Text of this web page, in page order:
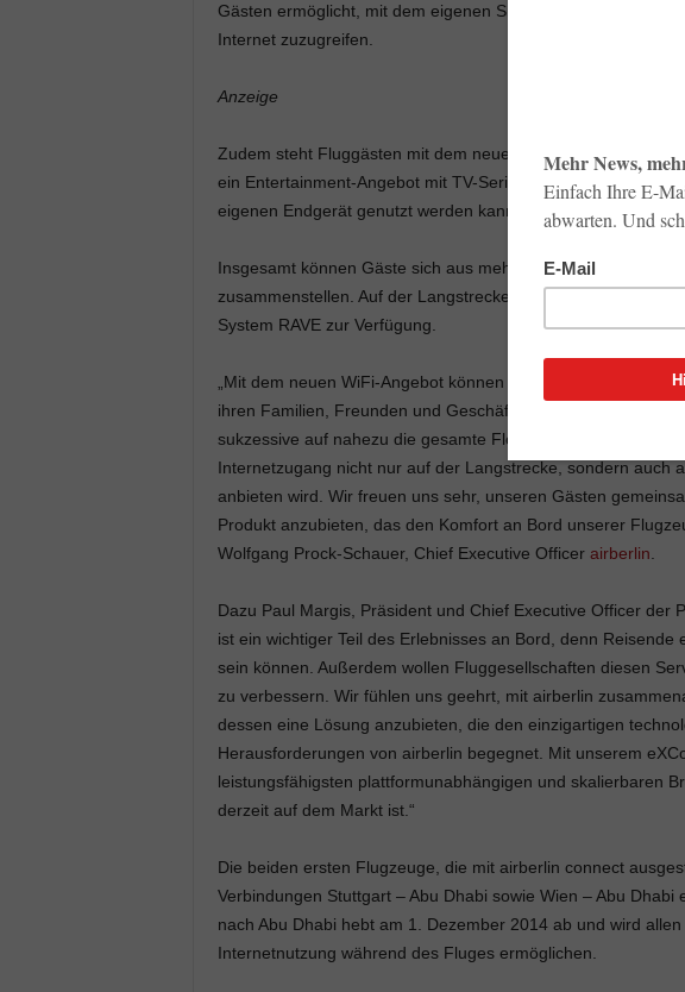
Gästen ermöglicht, mit dem eigenen Smartphone, Tablet
Internet zuzugreifen.
Anzeige
Zudem steht Fluggästen mit dem neuen WiFi-Service
ein Entertainment-Angebot mit TV-Serien, Filmen und Musik
eigenen Endgerät genutzt werden kann.
Insgesamt können Gäste sich aus mehr als 180 Stunden ihr
zusammenstellen. Auf der Langstrecke steht den Gästen
System RAVE zur Verfügung.
„Mit dem neuen WiFi-Angebot können unsere Gäste auch
ihren Familien, Freunden und Geschäftspartnern in Kontakt
sukzessive auf nahezu die gesamte Flotte ausweiten.
Internetzugang nicht nur auf der Langstrecke, sondern auch
anbieten wird. Wir freuen uns sehr, unseren Gästen
Produkt anzubieten, das den Komfort an Bord unserer
Wolfgang Prock-Schauer, Chief Executive Officer airberlin
Dazu Paul Margis, Präsident und Chief Executive Officer der
ist ein wichtiger Teil des Erlebnisses an Bord, denn
sein können. Außerdem wollen Fluggesellschaften diesen
zu verbessern. Wir fühlen uns geehrt, mit airberlin
dessen eine Lösung anzubieten, die den einzigartigen
Herausforderungen von airberlin begegnet. Mit unserem
leistungsfähigsten plattformunabhängigen und skalierbaren
derzeit auf dem Markt ist.“
Die beiden ersten Flugzeuge, die mit airberlin connect
Verbindungen Stuttgart – Abu Dhabi sowie Wien – Abu
nach Abu Dhabi hebt am 1. Dezember 2014 ab und wird
Internetnutzung während des Fluges ermöglichen.